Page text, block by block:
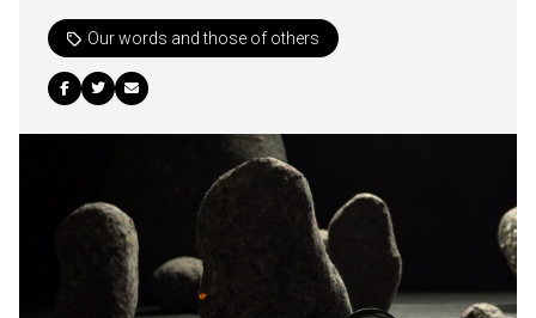
Our words and those of others